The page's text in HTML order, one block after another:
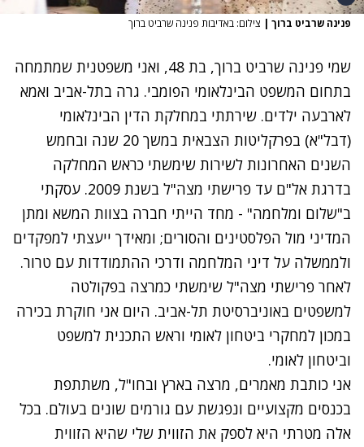
פנינה שרביט ברוך | צילום: באדיבות פנינה שרביט ברוך
שמי פנינה שרביט ברוך, בת 48, ואני משפטנית שמתמחה
בתחום המשפט הבינלאומי הפומבי. גרה בתל-אביב ואמא
לארבעה ילדים. שירתתי במחלקת הדין הבינלאומי
(דבל"א) בפרקליטות הצבאית במשך 20 שנה ובחמש
השנים האחרונות לשירות שימשתי כראש המחלקה
בדרגת אל"ם עד פרישתי מצה"ל בשנת 2009. עסקתי
ב"שלום ומלחמה" - מחד הייתי חברה בצוות המשא ומתן
המדיני מול הפלסטינים והסורים; ומאידך ייעצתי למפקדים
ולממשלה על דיני המלחמה ודרכי ההתמודדות עם טרור.
לאחר פרישתי מצה"ל שימשתי כמרצה בפקולטה
למשפטים באוניברסיטת תל-אביב. היום אני חוקרת בכירה
במכון למחקרי ביטחון לאומי וראש התכנית למשפט
וביטחון לאומי.
אני כותבת מאמרים, מרצה בארץ ובחו"ל, משתתפת
בכנסים מקצועיים ונפגשת עם גורמים שונים בעולם. בכל
אלה מטרתי היא לספק את הזווית שלי שהיא הזווית